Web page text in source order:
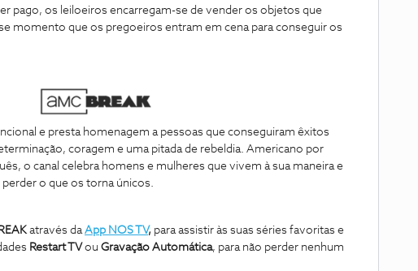
pago, os leiloeiros encarregam-se de vender os objetos que
momento que os pregoeiros entram em cena para conseguir os
e presta homenagem a pessoas que conseguiram êxitos
coragem e uma pitada de rebeldia. Americano por
o canal celebra homens e mulheres que vivem à sua maneira e
o que os torna únicos.
através da App NOS TV, para assistir às suas séries favoritas e
Restart TVou Gravação Automática, para não perder nenhum